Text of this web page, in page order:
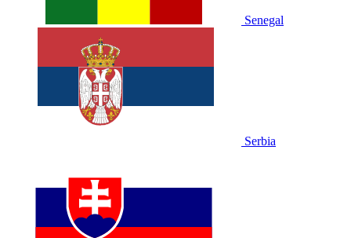
Senegal
Serbia